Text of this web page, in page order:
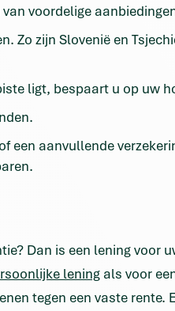
voordelige
Zo zijn Slovenië en
ligt, bespaart u op uw
een aanvullende
Dan is een lening voor
lening als voor
tegen een vaste rente.